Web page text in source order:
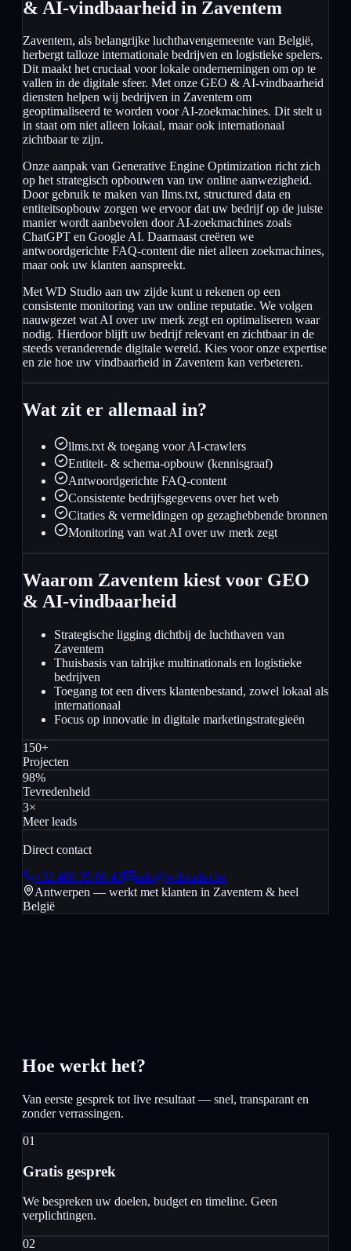
& AI-vindbaarheid in Zaventem
Zaventem, als belangrijke luchthavengemeente van België,
herbergt talloze internationale bedrijven en logistieke spelers.
Dit maakt het cruciaal voor lokale ondernemingen om op te
vallen in de digitale sfeer. Met onze GEO & AI-vindbaarheid
diensten helpen wij bedrijven in Zaventem om
geoptimaliseerd te worden voor AI-zoekmachines. Dit stelt u
in staat om niet alleen lokaal, maar ook internationaal
zichtbaar te zijn.
Onze aanpak van Generative Engine Optimization richt zich
op het strategisch opbouwen van uw online aanwezigheid.
Door gebruik te maken van llms.txt, structured data en
entiteitsopbouw zorgen we ervoor dat uw bedrijf op de juiste
manier wordt aanbevolen door AI-zoekmachines zoals
ChatGPT en Google AI. Daarnaast creëren we
antwoordgerichte FAQ-content die niet alleen zoekmachines,
maar ook uw klanten aanspreekt.
Met WD Studio aan uw zijde kunt u rekenen op een
consistente monitoring van uw online reputatie. We volgen
nauwgezet wat AI over uw merk zegt en optimaliseren waar
nodig. Hierdoor blijft uw bedrijf relevant en zichtbaar in de
steeds veranderende digitale wereld. Kies voor onze expertise
en zie hoe uw vindbaarheid in Zaventem kan verbeteren.
Wat zit er allemaal in?
llms.txt & toegang voor AI-crawlers
Entiteit- & schema-opbouw (kennisgraaf)
Antwoordgerichte FAQ-content
Consistente bedrijfsgegevens over het web
Citaties & vermeldingen op gezaghebbende bronnen
Monitoring van wat AI over uw merk zegt
Waarom Zaventem kiest voor GEO
& AI-vindbaarheid
Strategische ligging dichtbij de luchthaven van
Zaventem
Thuisbasis van talrijke multinationals en logistieke
bedrijven
Toegang tot een divers klantenbestand, zowel lokaal als
internationaal
Focus op innovatie in digitale marketingstrategieën
150+
Projecten
98%
Tevredenheid
3×
Meer leads
Direct contact
+32 488 35 60 43
info@wdstudio.be
Antwerpen — werkt met klanten in Zaventem & heel
België
Hoe werkt het?
Van eerste gesprek tot live resultaat — snel, transparant en
zonder verrassingen.
01
Gratis gesprek
We bespreken uw doelen, budget en timeline. Geen
verplichtingen.
02